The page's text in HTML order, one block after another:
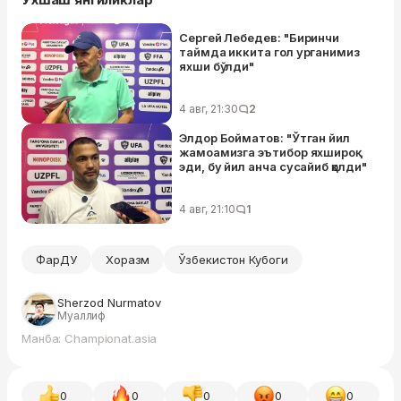
Сергей Лебедев: "Биринчи
таймда иккита гол урганимиз
яхши бўлди"
4 авг, 21:30 2
Элдор Бойматов: "Ўтган йил
жамоамизга эътибор яхшироқ
эди, бу йил анча сусайиб қолди"
4 авг, 21:10 1
ФарДУ Хоразм Ўзбекистон Кубоги
Sherzod Nurmatov
Муаллиф
Манба: Championat.asia
0 0 0 0 0